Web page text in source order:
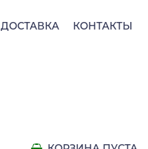
ДОСТАВКА КОНТАКТЫ